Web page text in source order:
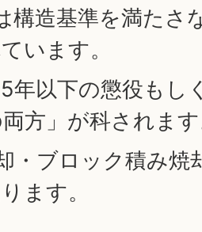
構造基準を満たさ
います。
年以下の懲役もし
方」が科されま
・ブロック積み焼
ます。